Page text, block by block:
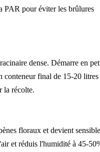
PAR pour éviter les brûlures
dense. Démarre en
conteneur final de 15-20 litres
la récolte.
floraux et devient sensible
et réduis l'humidité à 45-